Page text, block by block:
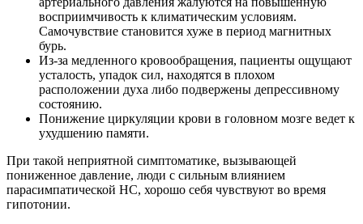
восприимчивость к климатическим условиям.
Самочувствие становится хуже в период магнитных
бурь.
Из-за медленного кровообращения, пациенты ощущают
усталость, упадок сил, находятся в плохом
расположении духа либо подвержены депрессивному
состоянию.
Понижение циркуляции крови в головном мозге ведет к
ухудшению памяти.
При такой неприятной симптоматике, вызывающей
пониженное давление, люди с сильным влиянием
парасимпатической НС, хорошо себя чувствуют во время
гипотонии.